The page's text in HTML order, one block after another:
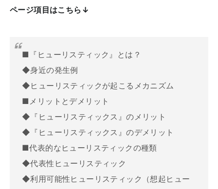
ページ項目はこちら↓
■『ヒューリスティック』とは？
◆身近の発生例
◆ヒューリスティックが起こるメカニズム
■メリットとデメリット
◆『ヒューリスティックス』のメリット
◆『ヒューリスティックス』のデメリット
■代表的なヒューリスティックの種類
◆代表性ヒューリスティック
◆利用可能性ヒューリスティック（想起ヒュー